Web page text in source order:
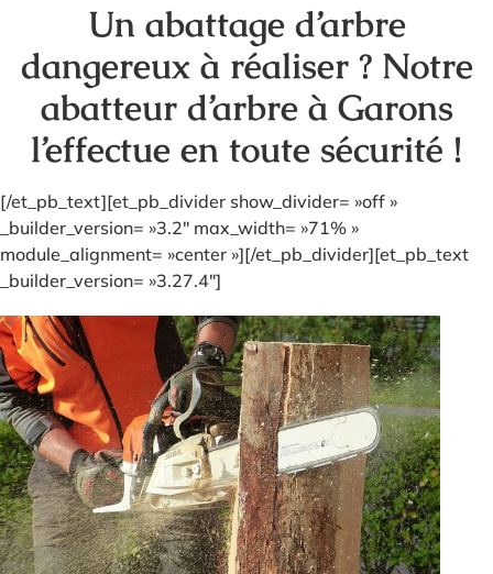
Un abattage d’arbre
dangereux à réaliser ? Notre
abatteur d’arbre à Garons
l’effectue en toute sécurité !
[/et_pb_text][et_pb_divider show_divider= »off »
_builder_version= »3.2″ max_width= »71% »
module_alignment= »center »][/et_pb_divider][et_pb_text
_builder_version= »3.27.4″]